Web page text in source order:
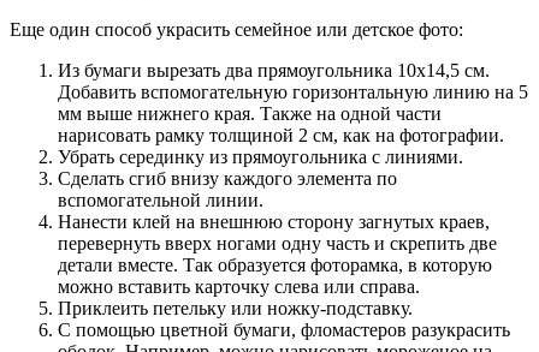
Еще один способ украсить семейное или детское фото:
Из бумаги вырезать два прямоугольника 10х14,5 см.
Добавить вспомогательную горизонтальную линию на 5
мм выше нижнего края. Также на одной части
нарисовать рамку толщиной 2 см, как на фотографии.
Убрать серединку из прямоугольника с линиями.
Сделать сгиб внизу каждого элемента по
вспомогательной линии.
Нанести клей на внешнюю сторону загнутых краев,
перевернуть вверх ногами одну часть и скрепить две
детали вместе. Так образуется фоторамка, в которую
можно вставить карточку слева или справа.
Приклеить петельку или ножку-подставку.
С помощью цветной бумаги, фломастеров разукрасить